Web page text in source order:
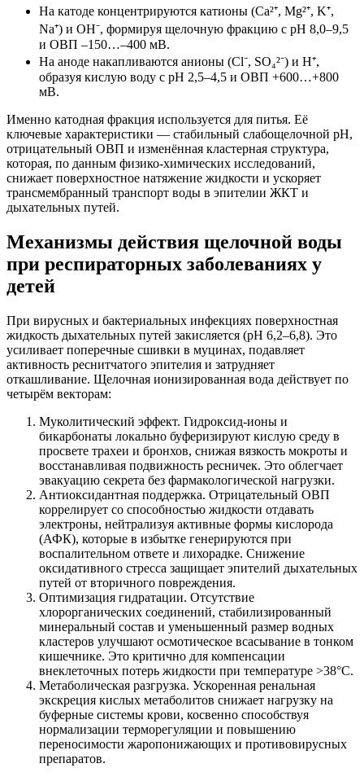
На катоде концентрируются катионы (Ca²⁺, Mg²⁺, K⁺,
Na⁺) и OH⁻, формируя щелочную фракцию с pH 8,0–9,5
и ОВП –150…–400 мВ.
На аноде накапливаются анионы (Cl⁻, SO₄²⁻) и H⁺,
образуя кислую воду с pH 2,5–4,5 и ОВП +600…+800
мВ.
Именно катодная фракция используется для питья. Её
ключевые характеристики — стабильный слабощелочной pH,
отрицательный ОВП и изменённая кластерная структура,
которая, по данным физико-химических исследований,
снижает поверхностное натяжение жидкости и ускоряет
трансмембранный транспорт воды в эпителии ЖКТ и
дыхательных путей.
Механизмы действия щелочной воды
при респираторных заболеваниях у
детей
При вирусных и бактериальных инфекциях поверхностная
жидкость дыхательных путей закисляется (pH 6,2–6,8). Это
усиливает поперечные сшивки в муцинах, подавляет
активность реснитчатого эпителия и затрудняет
откашливание. Щелочная ионизированная вода действует по
четырём векторам:
Муколитический эффект. Гидроксид-ионы и
бикарбонаты локально буферизируют кислую среду в
просвете трахеи и бронхов, снижая вязкость мокроты и
восстанавливая подвижность ресничек. Это облегчает
эвакуацию секрета без фармакологической нагрузки.
Антиоксидантная поддержка. Отрицательный ОВП
коррелирует со способностью жидкости отдавать
электроны, нейтрализуя активные формы кислорода
(АФК), которые в избытке генерируются при
воспалительном ответе и лихорадке. Снижение
оксидативного стресса защищает эпителий дыхательных
путей от вторичного повреждения.
Оптимизация гидратации. Отсутствие
хлорорганических соединений, стабилизированный
минеральный состав и уменьшенный размер водных
кластеров улучшают осмотическое всасывание в тонком
кишечнике. Это критично для компенсации
внеклеточных потерь жидкости при температуре >38°C.
Метаболическая разгрузка. Ускоренная ренальная
экскреция кислых метаболитов снижает нагрузку на
буферные системы крови, косвенно способствуя
нормализации терморегуляции и повышению
переносимости жаропонижающих и противовирусных
препаратов.